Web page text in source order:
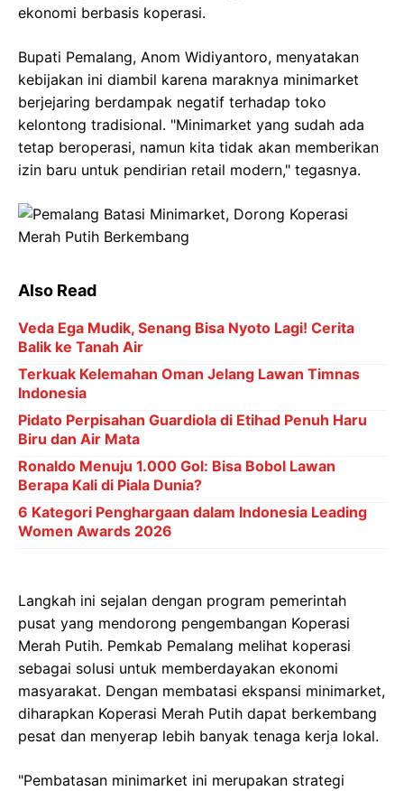
ekonomi berbasis koperasi.
Bupati Pemalang, Anom Widiyantoro, menyatakan
kebijakan ini diambil karena maraknya minimarket
berjejaring berdampak negatif terhadap toko
kelontong tradisional. "Minimarket yang sudah ada
tetap beroperasi, namun kita tidak akan memberikan
izin baru untuk pendirian retail modern," tegasnya.
Also Read
Veda Ega Mudik, Senang Bisa Nyoto Lagi! Cerita
Balik ke Tanah Air
Terkuak Kelemahan Oman Jelang Lawan Timnas
Indonesia
Pidato Perpisahan Guardiola di Etihad Penuh Haru
Biru dan Air Mata
Ronaldo Menuju 1.000 Gol: Bisa Bobol Lawan
Berapa Kali di Piala Dunia?
6 Kategori Penghargaan dalam Indonesia Leading
Women Awards 2026
Langkah ini sejalan dengan program pemerintah
pusat yang mendorong pengembangan Koperasi
Merah Putih. Pemkab Pemalang melihat koperasi
sebagai solusi untuk memberdayakan ekonomi
masyarakat. Dengan membatasi ekspansi minimarket,
diharapkan Koperasi Merah Putih dapat berkembang
pesat dan menyerap lebih banyak tenaga kerja lokal.
"Pembatasan minimarket ini merupakan strategi